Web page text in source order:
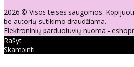
2026 © Visos teisės saugomos.
be autorių sutikimo draudžiama.
Elektroninių parduotuvių nuoma -
Rašyti
Skambinti